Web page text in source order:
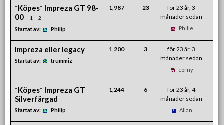
*Köpes* Impreza GT 98-
00
1 2
Startat av: Philip
1,987 23
för 23 år, 3
månader sedan
Phille
Impreza eller legacy
Startat av: trummiz
1,200 3
för 23 år, 3
månader sedan
corny
*Köpes* Impreza GT
Silverfärgad
Startat av: Philip
1,244 6
för 23 år, 4
månader sedan
Allan